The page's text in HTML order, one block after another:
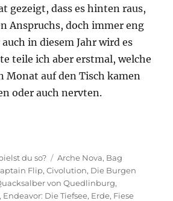
gezeigt, dass es hinten raus,
Anspruchs, doch immer eng
in diesem Jahr wird es
teile ich aber erstmal, welche
Monat auf den Tisch kamen
oder auch nervten.
– Juni 2025“
du so? Schlagwörter
Arche Nova, Bag
Flip,Civolution, Die Burgen
von Quedlinburg,
, Endeavor: Die Tiefsee, Erde, Fiese